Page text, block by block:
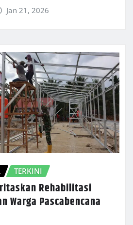
Jan 21, 2026
TERKINI
Rehabilitasi
Warga Pascabencana